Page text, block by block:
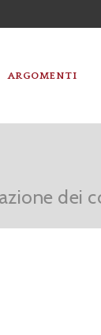
ARGOMENTI
dei